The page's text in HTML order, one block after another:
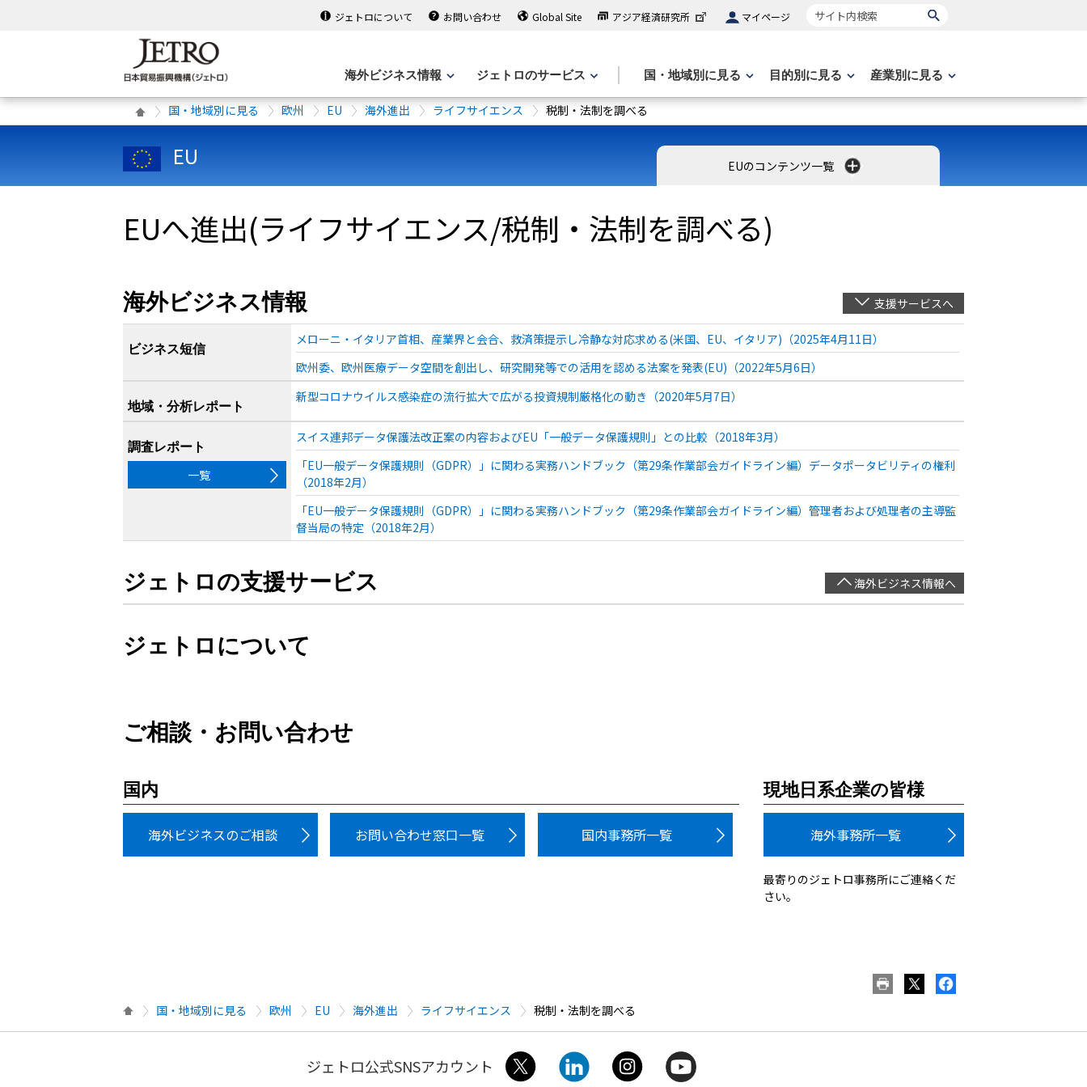
ジェトロについて お問い合わせ Global Site アジア経済研究所 マイページ サイト内検索
海外ビジネス情報 ジェトロのサービス 国・地域別に見る 目的別に見る 産業別に見る
国・地域別に見る 欧州 EU 海外進出 ライフサイエンス 税制・法制を調べる
EU EUのコンテンツ一覧
EUへ進出(ライフサイエンス/税制・法制を調べる)
海外ビジネス情報 支援サービスへ
ビジネス短信
メローニ・イタリア首相、産業界と会合、救済策提示し冷静な対応求める(米国、EU、イタリア)（2025年4月11日）
欧州委、欧州医療データ空間を創出し、研究開発等での活用を認める法案を発表(EU)（2022年5月6日）
地域・分析レポート
新型コロナウイルス感染症の流行拡大で広がる投資規制厳格化の動き（2020年5月7日）
調査レポート
一覧
スイス連邦データ保護法改正案の内容およびEU「一般データ保護規則」との比較（2018年3月）
「EU一般データ保護規則（GDPR）」に関わる実務ハンドブック（第29条作業部会ガイドライン編）データポータビリティの権利
（2018年2月）
「EU一般データ保護規則（GDPR）」に関わる実務ハンドブック（第29条作業部会ガイドライン編）管理者および処理者の主導監
督当局の特定（2018年2月）
ジェトロの支援サービス 海外ビジネス情報へ
ジェトロについて
ご相談・お問い合わせ
国内
海外ビジネスのご相談 お問い合わせ窓口一覧 国内事務所一覧
現地日系企業の皆様
海外事務所一覧
最寄りのジェトロ事務所にご連絡くだ
さい。
国・地域別に見る 欧州 EU 海外進出 ライフサイエンス 税制・法制を調べる
ジェトロ公式SNSアカウント